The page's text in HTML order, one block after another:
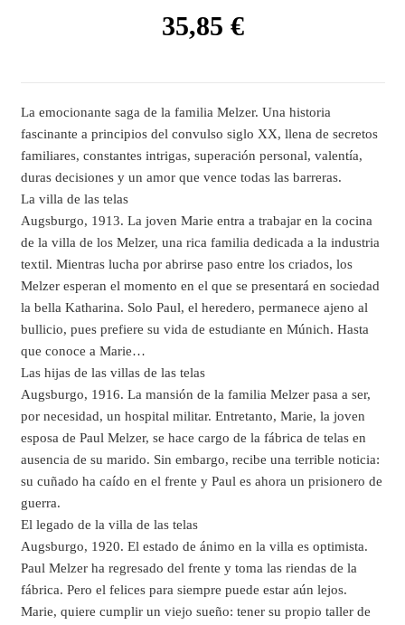
35,85 €
La emocionante saga de la familia Melzer. Una historia
fascinante a principios del convulso siglo XX, llena de secretos
familiares, constantes intrigas, superación personal, valentía,
duras decisiones y un amor que vence todas las barreras.
La villa de las telas
Augsburgo, 1913. La joven Marie entra a trabajar en la cocina
de la villa de los Melzer, una rica familia dedicada a la industria
textil. Mientras lucha por abrirse paso entre los criados, los
Melzer esperan el momento en el que se presentará en sociedad
la bella Katharina. Solo Paul, el heredero, permanece ajeno al
bullicio, pues prefiere su vida de estudiante en Múnich. Hasta
que conoce a Marie…
Las hijas de las villas de las telas
Augsburgo, 1916. La mansión de la familia Melzer pasa a ser,
por necesidad, un hospital militar. Entretanto, Marie, la joven
esposa de Paul Melzer, se hace cargo de la fábrica de telas en
ausencia de su marido. Sin embargo, recibe una terrible noticia:
su cuñado ha caído en el frente y Paul es ahora un prisionero de
guerra.
El legado de la villa de las telas
Augsburgo, 1920. El estado de ánimo en la villa es optimista.
Paul Melzer ha regresado del frente y toma las riendas de la
fábrica. Pero el felices para siempre puede estar aún lejos.
Marie, quiere cumplir un viejo sueño: tener su propio taller de